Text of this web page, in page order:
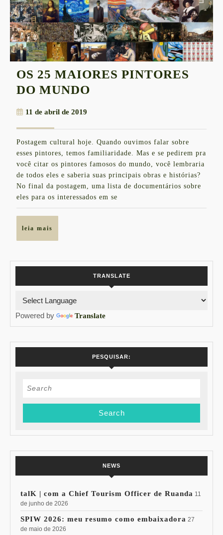
OS 25 MAIORES PINTORES
DO MUNDO
PINTORES
DO
MUNDO
11 de abril de 2019
de
2019
Postagem cultural hoje. Quando ouvimos falar sobre
esses pintores, temos familiaridade. Mas e se pedirem pra
você citar os pintores famosos do mundo, você lembraria
de todos eles e saberia suas principais obras e histórias?
No final da postagem, uma lista de documentários sobre
eles para os interessados em se
leia mais
TRANSLATE
Powered by Translate
PESQUISAR:
Search
NEWS
talK | com a Chief Tourism Officer de Ruanda 11
de junho de 2026
SPIW 2026: meu resumo como embaixadora 27
de maio de 2026